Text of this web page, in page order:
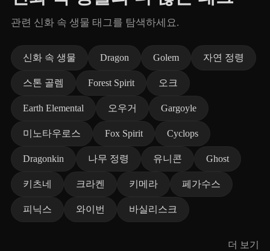
관련 신화 속 생물 태그를 탐색하세요.
신화 속 생물 Dragon Golem 자연 정령
스톤 골렘 Forest Spirit 오크
Earth Elemental 오우거 Gargoyle
미노타우로스 Fox Spirit Cyclops
Dragonkin 나무 정령 유니콘 Ghost
키츠네 크라켄 키메라 페가수스
피닉스 와이번 바실리스크
더 보기